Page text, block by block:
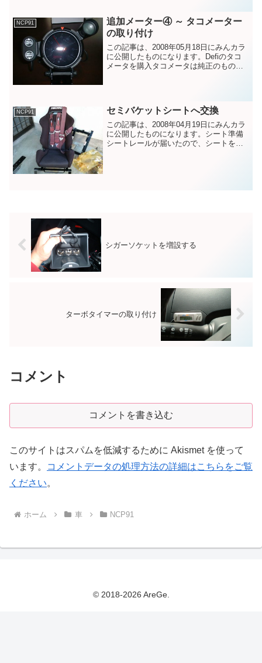
NCP91
追加メーター④ ～ タコメーター
の取り付け
この記事は、2008年05月18日にみんカラ
に公開したものになります。Defiのタコ
メータを購入タコメータは純正のものも
NCP91 セミバケットシートへ交換
この記事は、2008年04月19日にみんカラ
に公開したものになります。シート準備
シートレールが届いたので、シートを交
シガーソケットを増設する
ターボタイマーの取り付け
コメント
コメントを書き込む
このサイトはスパムを低減するために Akismet を使って
います。
コメントデータの処理方法の詳細はこちらをご覧
ください。
ホーム 車 NCP91
© 2018-2026 AreGe.